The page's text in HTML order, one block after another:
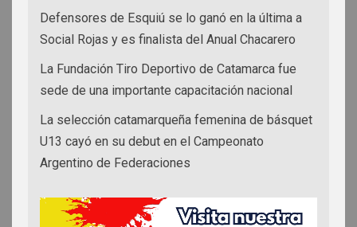
Defensores de Esquiú se lo ganó en la última a
Social Rojas y es finalista del Anual Chacarero
La Fundación Tiro Deportivo de Catamarca fue
sede de una importante capacitación nacional
La selección catamarqueña femenina de básquet
U13 cayó en su debut en el Campeonato
Argentino de Federaciones